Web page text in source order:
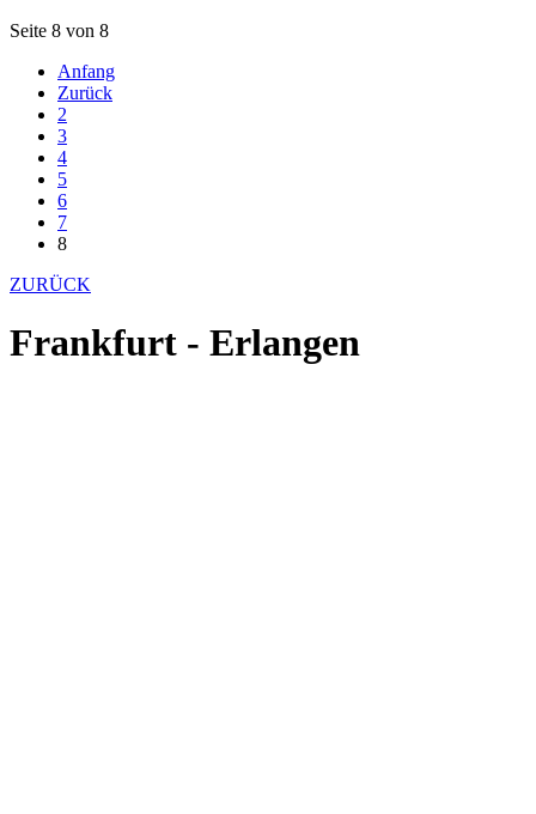
Seite 8 von 8
Anfang
Zurück
2
3
4
5
6
7
8
ZURÜCK
Frankfurt - Erlangen